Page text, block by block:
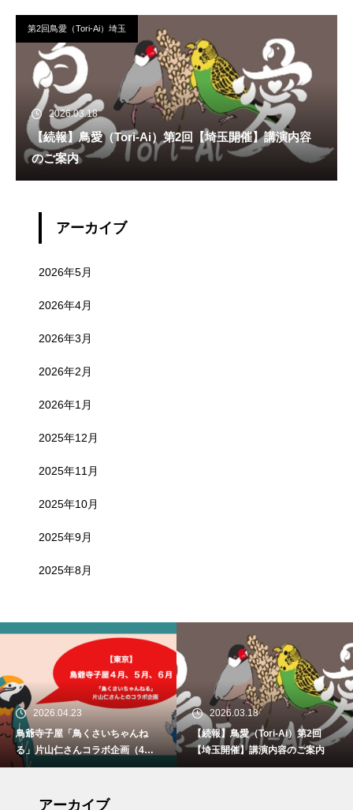
第2回鳥愛（Tori-Ai）埼玉
2026.03.18
【続報】鳥愛（Tori-Ai）第2回【埼玉開催】講演内容
のご案内
アーカイブ
2026年5月
2026年4月
2026年3月
2026年2月
2026年1月
2025年12月
2025年11月
2025年10月
2025年9月
2025年8月
2026.04.23
鳥爺寺子屋「鳥くさいちゃんね
る」片山仁さんコラボ企画（4月2
9日、5月30日、6月21日）開催
2026.03.18
【続報】鳥愛（Tori-Ai）第2回
【埼玉開催】講演内容のご案内
アーカイブ